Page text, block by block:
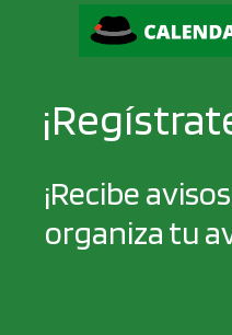
¡Recibe
organiza tu